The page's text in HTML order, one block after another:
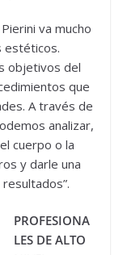
va mucho
estéticos.
objetivos del
que
A través de
analizar,
cuerpo o la
y darle una
PROFESIONA
LES DE ALTO